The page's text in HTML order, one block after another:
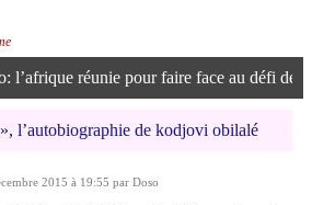
l’afrique réunie pour faire face au défi de
l’autobiographie de kodjovi obilalé
2015 à 19:55 par Doso